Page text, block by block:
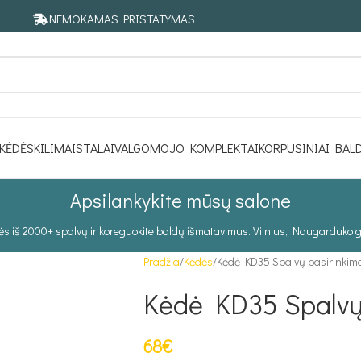
NEMOKAMAS PRISTATYMAS
KĖDĖSKILIMAISTALAIVALGOMOJO KOMPLEKTAIKORPUSINIAI
Apsilankykite mūsų salone
iš 2000+ spalvų ir koreguokite baldų išmatavimus. Vilnius, Naugarduko
Pradžia Kėdės Kėdė KD35 Spalvų
Kėdė KD35
68€